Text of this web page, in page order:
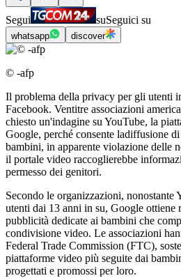
Segui suSeguici su
whatsapp discover
© -afp
Il problema della privacy per gli utenti
Facebook. Ventitre associazioni
chiesto un'indagine su YouTube, la
Google, perché consente ladiffusione
bambini, in apparente violazione delle
il portale video raccoglierebbe
permesso dei genitori.
Secondo le organizzazioni, nonostante
utenti dai 13 anni in su, Google
pubblicità dedicate ai bambini che
condivisione video. Le associazioni
Federal Trade Commission (FTC),
piattaforme video più seguite dai
progettati e promossi per loro.